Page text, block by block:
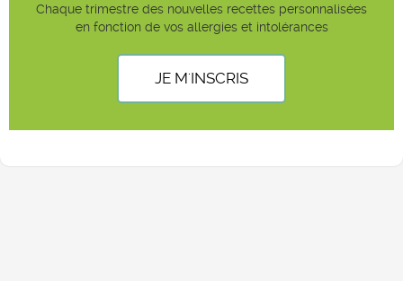
Chaque trimestre des nouvelles recettes personnalisées
en fonction de vos allergies et intolérances
JE M'INSCRIS